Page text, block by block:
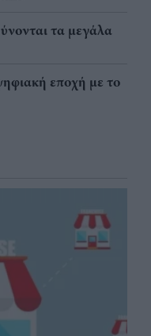
τα μεγάλα
εποχή με το